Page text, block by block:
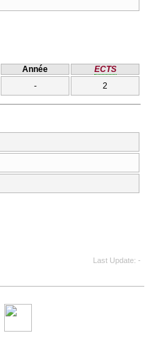
Année
ECTS
- 2
Last Update -